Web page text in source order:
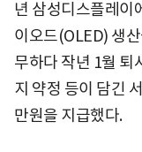
년 삼성디스플레이
이오드(OLED) 생
무하다 작년 1월 퇴
지 약정 등이 담긴
만원을 지급했다.